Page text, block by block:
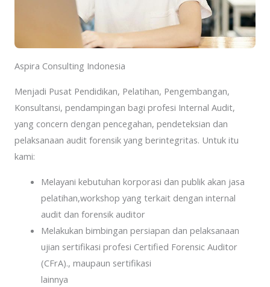
Aspira Consulting Indonesia
Menjadi Pusat Pendidikan, Pelatihan, Pengembangan,
Konsultansi, pendampingan bagi profesi Internal Audit,
yang concern dengan pencegahan, pendeteksian dan
pelaksanaan audit forensik yang berintegritas. Untuk itu
kami:
Melayani kebutuhan korporasi dan publik akan jasa
pelatihan,workshop yang terkait dengan internal
audit dan forensik auditor
Melakukan bimbingan persiapan dan pelaksanaan
ujian sertifikasi profesi Certified Forensic Auditor
(CFrA)., maupaun sertifikasi
lainnya